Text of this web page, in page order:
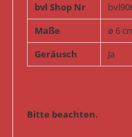
bvl Shop Nr
Maße
ø 6
Geräusch
Ja
Bitte beachten.